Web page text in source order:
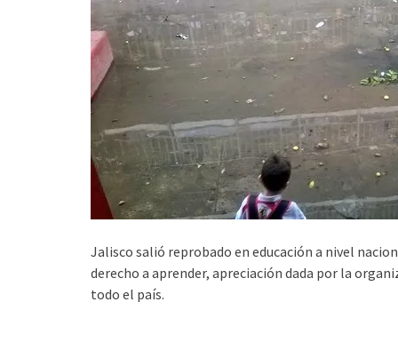
Jalisco salió reprobado en educación a nivel
derecho a aprender, apreciación dada por la
todo el país.